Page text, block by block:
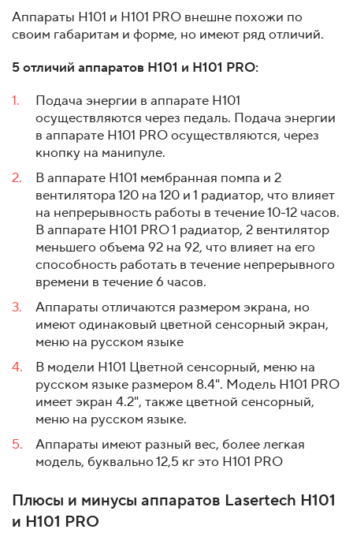
Аппараты Н101 и Н101 PRO внешне похожи по
своим габаритам и форме, но имеют ряд отличий.
5 отличий аппаратов Н101 и Н101 PRO:
Подача энергии в аппарате H101
осуществляются через педаль. Подача энергии
в аппарате H101 PRO осуществляются, через
кнопку на манипуле.
В аппарате H101 мембранная помпа и 2
вентилятора 120 на 120 и 1 радиатор, что влияет
на непрерывность работы в течение 10-12 часов.
В аппарате H101 PRO 1 радиатор, 2 вентилятор
меньшего объема 92 на 92, что влияет на его
способность работать в течение непрерывного
времени в течение 6 часов.
Аппараты отличаются размером экрана, но
имеют одинаковый цветной сенсорный экран,
меню на русском языке
В модели H101 Цветной сенсорный, меню на
русском языке размером 8.4". Модель Н101 PRO
имеет экран 4.2", также цветной сенсорный,
меню на русском языке.
Аппараты имеют разный вес, более легкая
модель, буквально 12,5 кг это Н101 PRO
Плюсы и минусы аппаратов Lasertech H101
и H101 PRO